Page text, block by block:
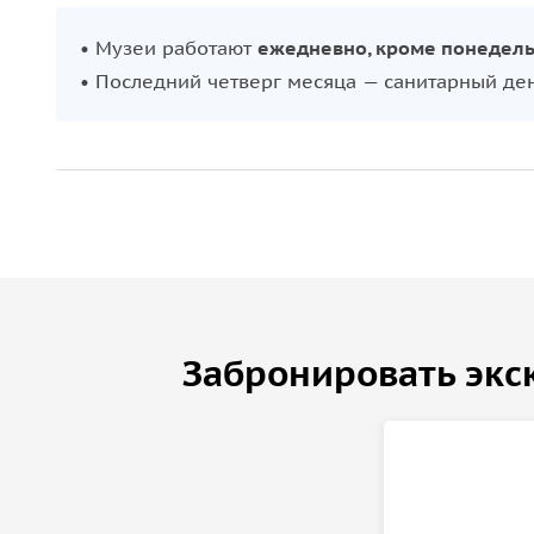
• Музеи работают ежедневно, кроме
• Последний четверг месяца — санитарный
Забронировать